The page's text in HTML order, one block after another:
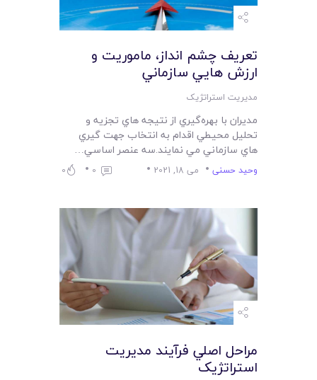
تعريف چشم انداز، ماموريت و
ارزش هايي سازماني
مدیریت استراتژیک
مديران با بهره‌گيري از نتيجه هاي تجزيه و
تحليل محيطي اقدام به انتخاب جهت گيري
هاي سازماني مي نمايند.سه عنصر اساسي…
وحید حسنی می 18, 2021 0
0
مراحل اصلي فرآيند مديريت
استراتژيک